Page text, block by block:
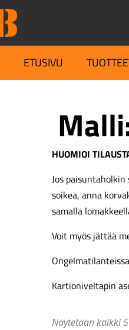
ETUSIVU
HUOMIOI
Jos
soikea, anna
samalla
Voit myös jättää
Kartioniveltapin
Näytetään kaikki